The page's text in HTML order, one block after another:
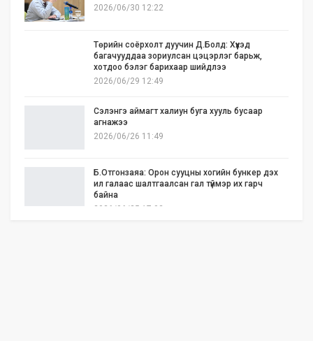
2026/06/30 12:22
Төрийн соёрхолт дуучин Д.Болд: Хүүхэд
багачууддаа зориулсан цэцэрлэг барьж,
хотдоо бэлэг барихаар шийдлээ
2026/06/29 12:49
Сэлэнгэ аймагт халиун буга хууль бусаар
агнажээ
2026/06/26 11:49
Б.Отгонзаяа: Орон сууцны хогийн бункер дэх
ил галаас шалтгаалсан гал түймэр их гарч
байна
2026/06/25 17:02